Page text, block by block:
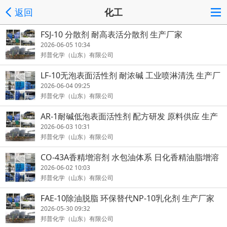
返回 化工
FSJ-10 分散剂 耐高表活分散剂 生产厂家
2026-06-05 10:34
邦普化学（山东）有限公司
LF-10无泡表面活性剂 耐浓碱 工业喷淋清洗 生产厂
家
2026-06-04 09:25
邦普化学（山东）有限公司
AR-1耐碱低泡表面活性剂 配方研发 原料供应 生产
厂家
2026-06-03 10:31
邦普化学（山东）有限公司
CO-43A香精增溶剂 水包油体系 日化香精油脂增溶
生产厂家
2026-06-02 10:03
邦普化学（山东）有限公司
FAE-10除油脱脂 环保替代NP-10乳化剂 生产厂家
2026-05-30 09:32
邦普化学（山东）有限公司